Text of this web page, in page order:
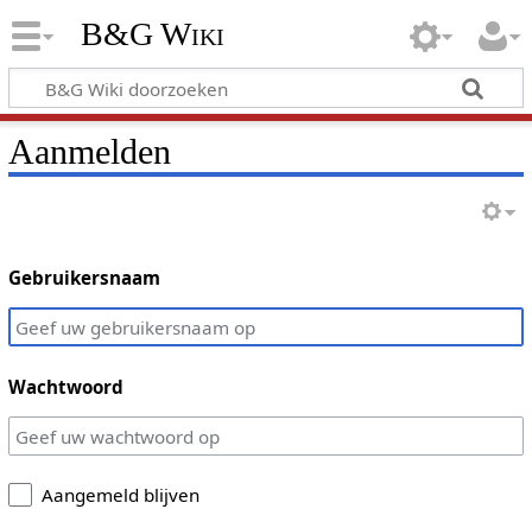
B&G Wiki
Aanmelden
Gebruikersnaam
Wachtwoord
Aangemeld blijven